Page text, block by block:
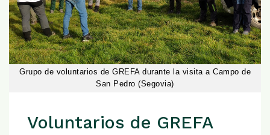
Grupo de voluntarios de GREFA durante la visita a Campo de
San Pedro (Segovia)
Voluntarios de GREFA